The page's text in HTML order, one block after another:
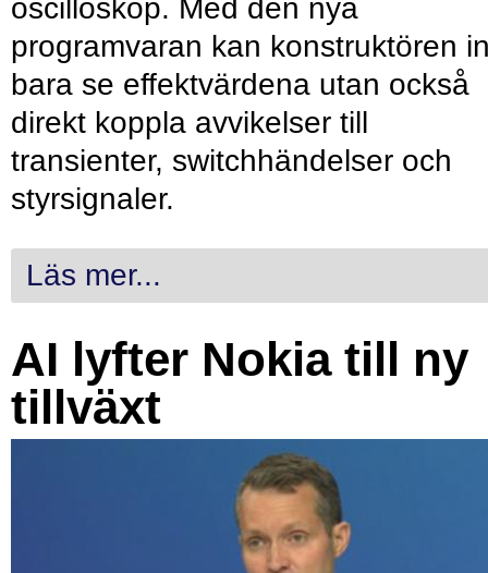
oscilloskop. Med den nya
programvaran kan konstruktören
bara se effektvärdena utan också
direkt koppla avvikelser till
transienter, switchhändelser och
styrsignaler.
Läs mer...
AI lyfter Nokia till ny
tillväxt